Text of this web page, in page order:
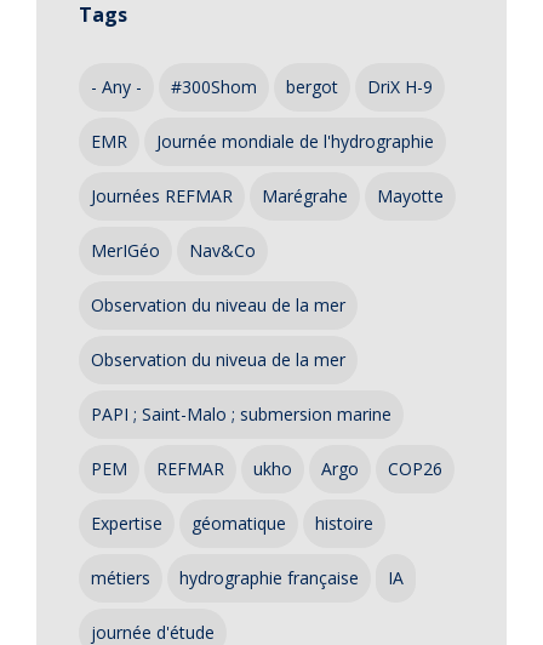
Tags
- Any - #300Shom bergot DriX H-9
EMR Journée mondiale de l'hydrographie
Journées REFMAR Marégrahe Mayotte
MerIGéo Nav&Co
Observation du niveau de la mer
Observation du niveua de la mer
PAPI ; Saint-Malo ; submersion marine
PEM REFMAR ukho Argo COP26
Expertise géomatique histoire
métiers hydrographie française IA
journée d'étude